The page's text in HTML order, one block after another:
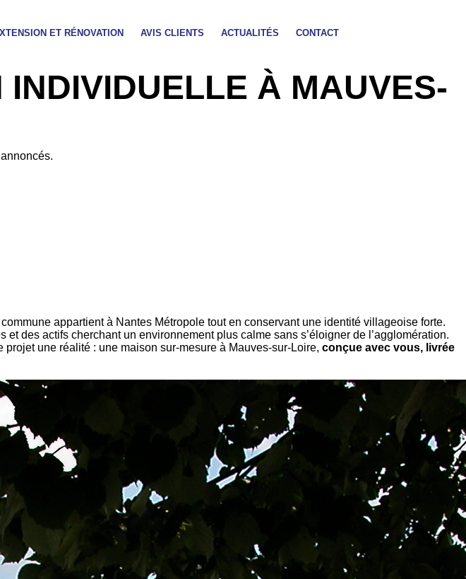
ET RÉNOVATION AVIS CLIENTS ACTUALITÉS CONTACT
À MAUVES-
appartient à Nantes Métropole tout en conservant une identité villageoise forte.
des actifs cherchant un environnement plus calme sans s’éloigner de l’agglomération.
une réalité : une maison sur-mesure à Mauves-sur-Loire, conçue avec vous, livrée